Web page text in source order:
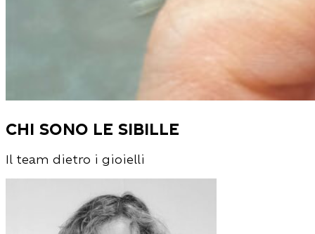
chi sono Le sibille
Il team dietro i gioielli